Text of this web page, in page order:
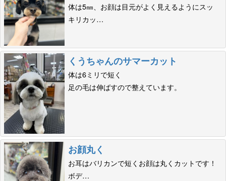
体は5㎜、お顔は目元がよく見えるようにスッ
キリカッ…
くうちゃんのサマーカット
体は6ミリで短く
足の毛は伸ばすので整えています。
お顔丸く
お耳はバリカンで短くお顔は丸くカットです！
ボデ…